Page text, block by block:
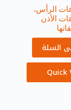
الرأس،
الأذن
السلة
Quick